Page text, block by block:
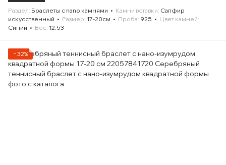
Раздел Браслеты с nano камнями Камни вставки Сапфир
искусственный
Размер 17-20см Проба 925
Цвет камней
Синий
Вес 12.53
−32%